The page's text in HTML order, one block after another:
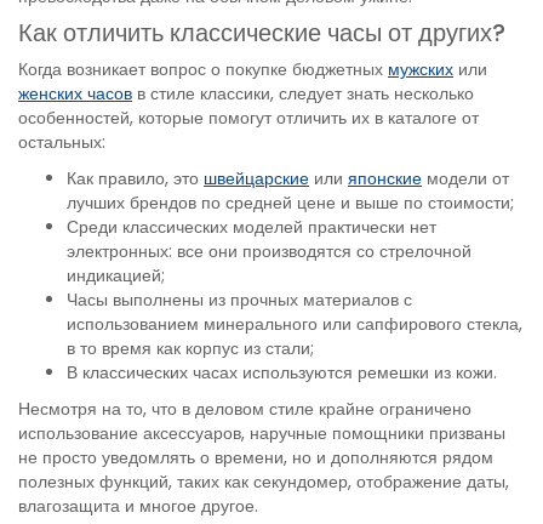
Как отличить классические часы от других?
Когда возникает вопрос о покупке бюджетных мужских или
женских часов в стиле классики, следует знать несколько
особенностей, которые помогут отличить их в каталоге от
остальных:
Как правило, это швейцарские или японские модели от
лучших брендов по средней цене и выше по стоимости;
Среди классических моделей практически нет
электронных: все они производятся со стрелочной
индикацией;
Часы выполнены из прочных материалов с
использованием минерального или сапфирового стекла,
в то время как корпус из стали;
В классических часах используются ремешки из кожи.
Несмотря на то, что в деловом стиле крайне ограничено
использование аксессуаров, наручные помощники призваны
не просто уведомлять о времени, но и дополняются рядом
полезных функций, таких как секундомер, отображение даты,
влагозащита и многое другое.